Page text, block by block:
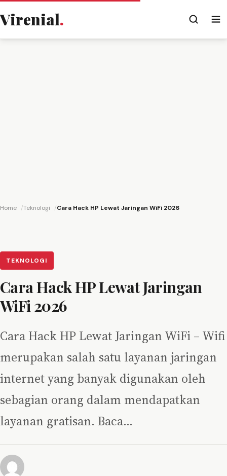
Virenial.
Home Teknologi Cara Hack HP Lewat Jaringan WiFi 2026
TEKNOLOGI
Cara Hack HP Lewat Jaringan
WiFi 2026
Cara Hack HP Lewat Jaringan WiFi – Wifi
merupakan salah satu layanan jaringan
internet yang banyak digunakan oleh
sebagian orang dalam mendapatkan
layanan gratisan. Baca…